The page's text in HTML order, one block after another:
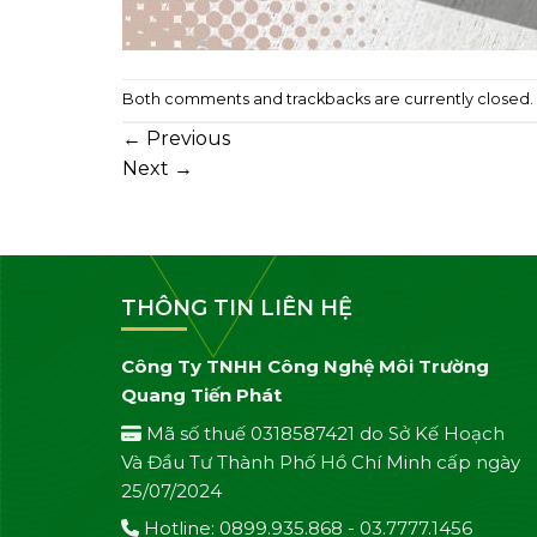
Both comments and trackbacks are currently closed.
← Previous
Next →
THÔNG TIN LIÊN HỆ
Công Ty TNHH Công Nghệ Môi Trường
Quang Tiến Phát
Mã số thuế 0318587421 do Sở Kế Hoạch
Và Đầu Tư Thành Phố Hồ Chí Minh cấp ngày
25/07/2024
Hotline: 0899.935.868 - 03.7777.1456